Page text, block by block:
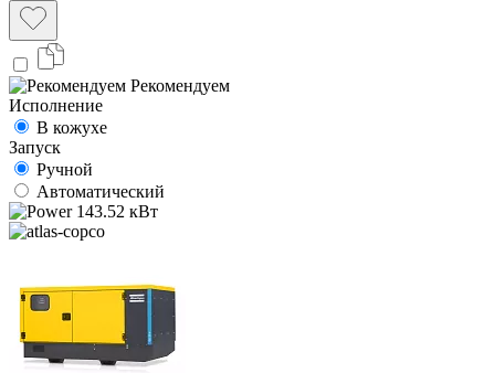
Рекомендуем
Исполнение
В кожухе
Запуск
Ручной
Автоматический
143.52 кВт